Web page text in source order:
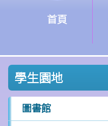
首頁
學生園地
圖書館